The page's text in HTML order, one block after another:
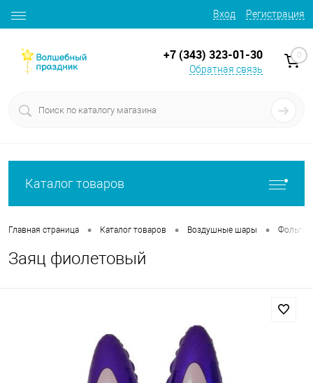
Вход Регистрация
+7 (343) 323-01-30
Обратная связь
0
Каталог товаров
Главная страница • Каталог товаров • Воздушные шары •
Заяц фиолетовый